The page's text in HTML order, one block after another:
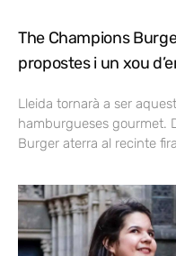
The Champions
propostes i un xou
Lleida tornarà a ser
hamburgueses gourmet.
Burger aterra al recinte